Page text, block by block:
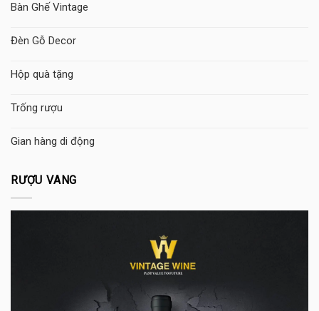
Bàn Ghế Vintage
Đèn Gỗ Decor
Hộp quà tặng
Trống rượu
Gian hàng di động
RƯỢU VANG